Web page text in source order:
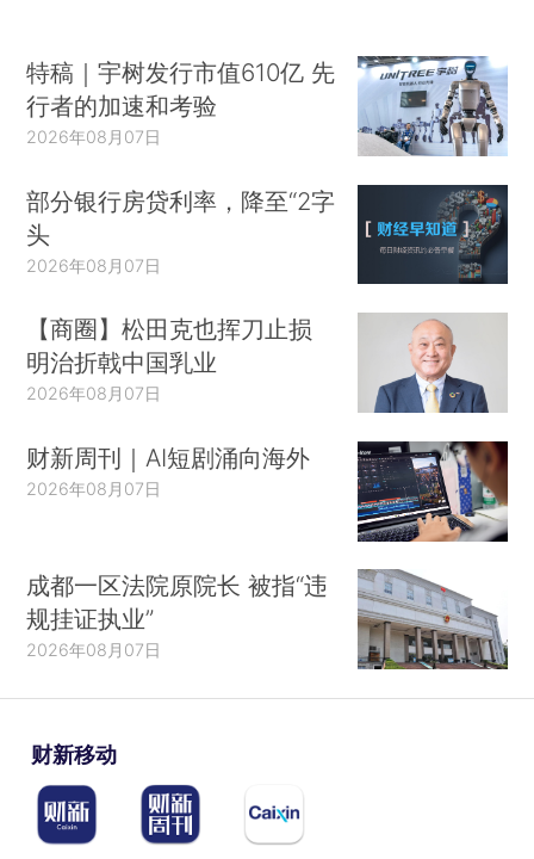
特稿｜宇树发行市值610亿 先
行者的加速和考验
2026年08月07日
部分银行房贷利率，降至“2字
头
2026年08月07日
【商圈】松田克也挥刀止损
明治折戟中国乳业
2026年08月07日
财新周刊｜AI短剧涌向海外
2026年08月07日
成都一区法院原院长 被指“违
规挂证执业”
2026年08月07日
财新移动